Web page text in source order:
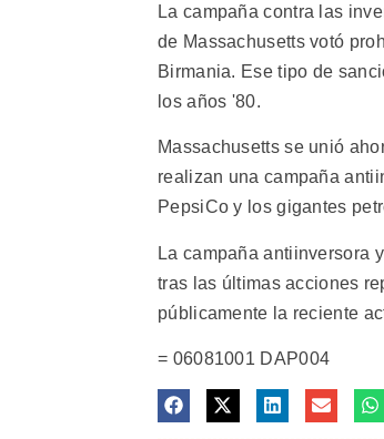
La campaña contra las
de Massachusetts votó
Birmania. Ese tipo de
los años '80.
Massachusetts se unió
realizan una campaña
PepsiCo y los gigantes
La campaña antiinversora
tras las últimas acciones
públicamente la reciente
= 06081001 DAP004